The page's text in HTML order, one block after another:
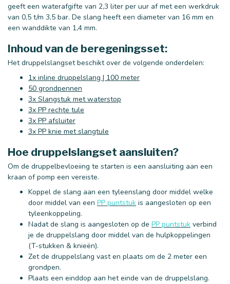
geeft een waterafgifte van 2,3 liter per uur af met een werkdruk
van 0,5 t/m 3,5 bar. De slang heeft een diameter van 16 mm en
een wanddikte van 1,4 mm.
Inhoud van de beregeningsset:
Het druppelslangset beschikt over de volgende onderdelen:
1x inline druppelslang | 100 meter
50 grondpennen
3x Slangstuk met waterstop
3x PP rechte tule
3x PP afsluiter
3x PP knie met slangtule
Hoe druppelslangset aansluiten?
Om de druppelbevloeiing te starten is een aansluiting aan een
kraan of pomp een vereiste.
Koppel de slang aan een tyleenslang door middel welke
door middel van een PP puntstuk is aangesloten op een
tyleenkoppeling.
Nadat de slang is aangesloten op de PP puntstuk verbind
je de druppelslang door middel van de hulpkoppelingen
(T-stukken & knieën).
Zet de druppelslang vast en plaats om de 2 meter een
grondpen.
Plaats een einddop aan het einde van de druppelslang.